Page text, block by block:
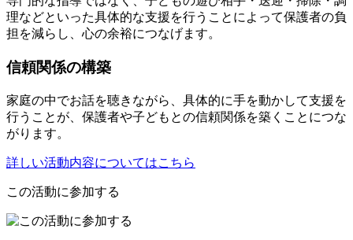
理などといった具体的な支援を行うことによって保護者の負
担を減らし、心の余裕につなげます。
信頼関係の構築
家庭の中でお話を聴きながら、具体的に手を動かして支援を
行うことが、保護者や子どもとの信頼関係を築くことにつな
がります。
詳しい活動内容についてはこちら
この活動に参加する